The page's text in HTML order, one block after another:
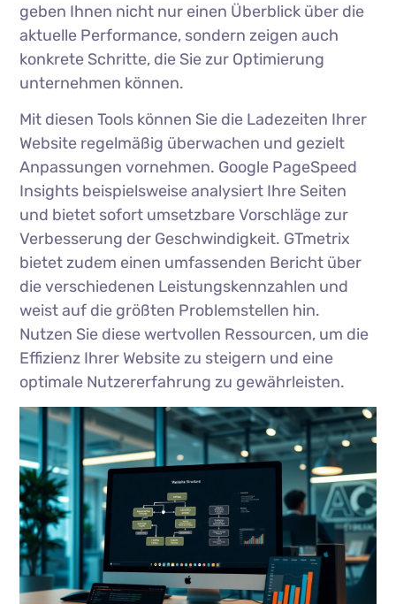
geben Ihnen nicht nur einen Überblick über die
aktuelle Performance, sondern zeigen auch
konkrete Schritte, die Sie zur Optimierung
unternehmen können.
Mit diesen Tools können Sie die Ladezeiten Ihrer
Website regelmäßig überwachen und gezielt
Anpassungen vornehmen. Google PageSpeed
Insights beispielsweise analysiert Ihre Seiten
und bietet sofort umsetzbare Vorschläge zur
Verbesserung der Geschwindigkeit. GTmetrix
bietet zudem einen umfassenden Bericht über
die verschiedenen Leistungskennzahlen und
weist auf die größten Problemstellen hin.
Nutzen Sie diese wertvollen Ressourcen, um die
Effizienz Ihrer Website zu steigern und eine
optimale Nutzererfahrung zu gewährleisten.